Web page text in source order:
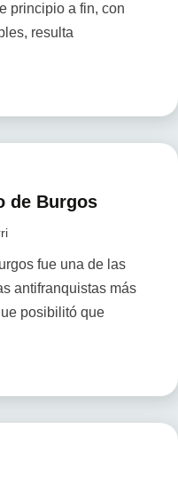
principio a fin, con
resulta
de Burgos
fue una de las
antifranquistas más
posibilitó que